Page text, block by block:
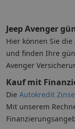
Jeep Avenger
Hier können Sie die
und finden Ihre
Avenger
Kauf mit
Die Autokredit
Mit unserem